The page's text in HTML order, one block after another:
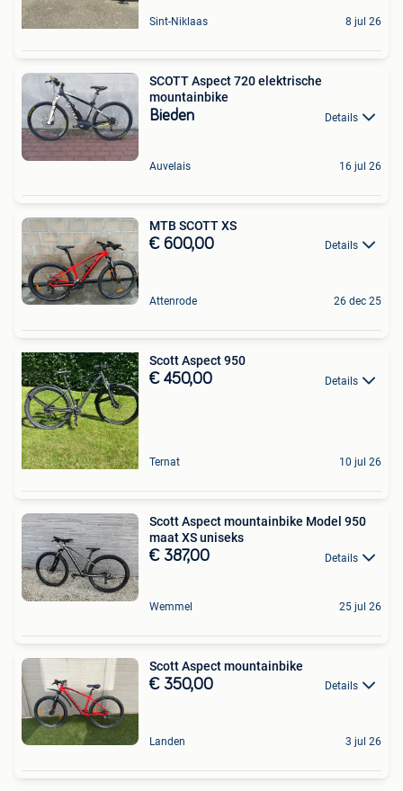
Sint-Niklaas 8 jul 26
SCOTT Aspect 720 elektrische
mountainbike
Bieden Details
Auvelais 16 jul 26
MTB SCOTT XS
€ 600,00 Details
Attenrode 26 dec 25
Scott Aspect 950
€ 450,00 Details
Ternat 10 jul 26
Scott Aspect mountainbike Model 950
maat XS uniseks
€ 387,00 Details
Wemmel 25 jul 26
Scott Aspect mountainbike
€ 350,00 Details
Landen 3 jul 26